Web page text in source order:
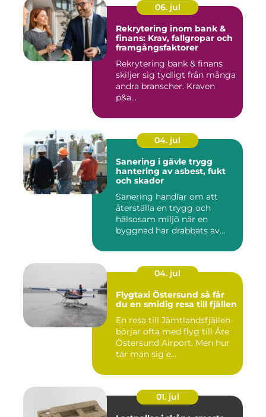
06. jul
Rekrytering inom bank &
finans: Krav, fallgropar och
framgångsfaktorer
Rekrytering bank & finans
skiljer sig tydligt från många
andra branscher. Kraven
p&a...
04. jul
Sanering i gävle trygg
hantering av asbest, fukt
och skador
Sanering handlar om att
återställa en trygg och
hälsosam miljö när en
byggnad har drabbats av
04. jul
Flygtaxi Östersund så får
du en smidig resa till fjällen
En resa till Jämtlandsfjällen
börjar ofta med flyg till Åre
Östersund Airport. Men hur
tar man sig e...
01. jul